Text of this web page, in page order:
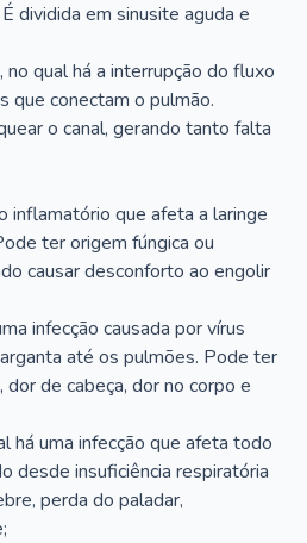
dividida em sinusite aguda e
no qual há a interrupção do fluxo
que conectam o pulmão.
o canal, gerando tanto falta
inflamatório que afeta a laringe
ter origem fúngica ou
causar desconforto ao engolir
infecção causada por vírus
até os pulmões. Pode ter
de cabeça, dor no corpo e
há uma infecção que afeta todo
desde insuficiência respiratória
perda do paladar,